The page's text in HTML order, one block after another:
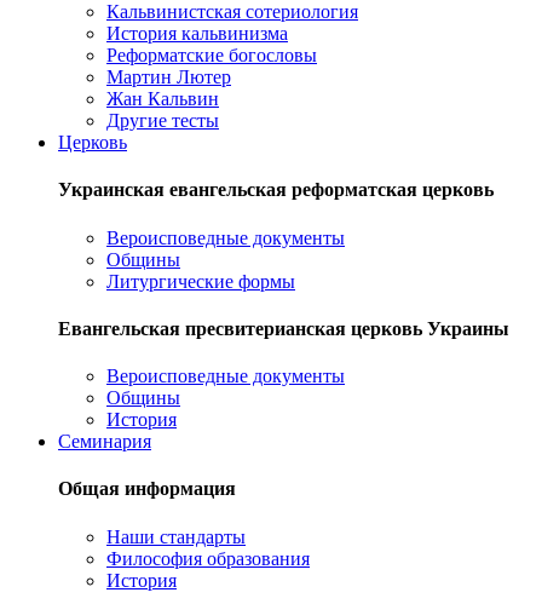
Кальвинистская сотериология
История кальвинизма
Реформатские богословы
Мартин Лютер
Жан Кальвин
Другие тесты
Церковь
Украинская евангельская реформатская церковь
Вероисповедные документы
Общины
Литургические формы
Евангельская пресвитерианская церковь Украины
Вероисповедные документы
Общины
История
Семинария
Общая информация
Наши стандарты
Философия образования
История